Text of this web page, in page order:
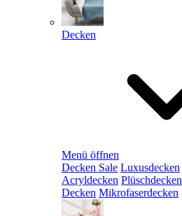
Decken
Menü öffnen
Decken Sale Luxusdecken
Acryldecken Plüschdecken
Decken Mikrofaserdecken